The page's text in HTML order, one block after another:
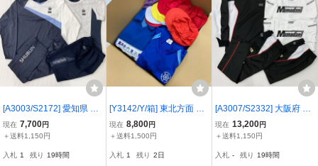
[A3003/S2172] 愛知県 修
文学院高校 体操着 4点 /長
袖,長ズボン,ハーフパン
ャージ/体操服/女子卒業生
現在 7,700円
＋送料1,150円
入札 1 残り 19時間
[Y3142/Y/箱] 東北方面 体
操着 84点 /120,130,140,1
50,SS,S,M,L/長袖/半袖/長
女混合/児童/園児/まとめ
現在 8,800円
＋送料1,500円
入札 1 残り 2日
[A3007/S2332] 大阪府 大
阪市立桃谷中学校 体操着
5点 /長袖,半袖,長ズボン,
TE/ジャージ/体操服/女子
現在 13,200円
＋送料1,150円
入札 - 残り 19時間